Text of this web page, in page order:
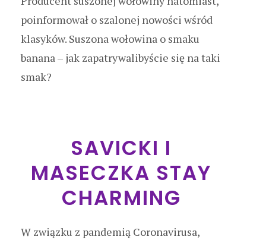
poinformował o szalonej nowości wśród
klasyków. Suszona wołowina o smaku
banana – jak zapatrywalibyście się na taki
smak?
SAVICKI I
MASECZKA STAY
CHARMING
W związku z pandemią Coronavirusa,